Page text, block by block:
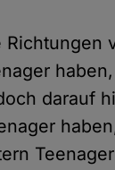
darauf